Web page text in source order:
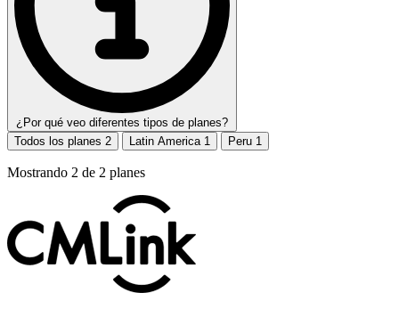
¿Por qué veo diferentes tipos de planes?
Todos los planes 2 Latin America 1 Peru 1
Mostrando 2 de 2 planes